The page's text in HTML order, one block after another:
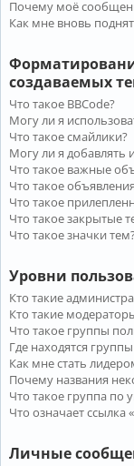
Почему моё
Как мне вновь
создаваемых
Что такое BBCode?
Могу ли я
Что такое смайлики?
Могу ли я
Что такое важные
Что такое
Что такое
Что такое закрытые
Что такое значки тем?
Уровни
Кто такие
Кто такие
Что такое группы
Где находятся
Как мне стать
Почему названия
Что такое группа по
Что означает ссылка
Личные